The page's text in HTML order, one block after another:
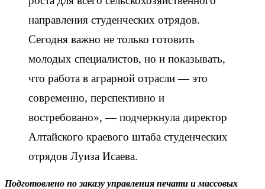
направления студенческих отрядов.
Сегодня важно не только готовить
молодых специалистов, но и показывать,
что работа в аграрной отрасли — это
современно, перспективно и
востребовано», — подчеркнула директор
Алтайского краевого штаба студенческих
отрядов Луиза Исаева.
Подготовлено по заказу управления печати и массовых